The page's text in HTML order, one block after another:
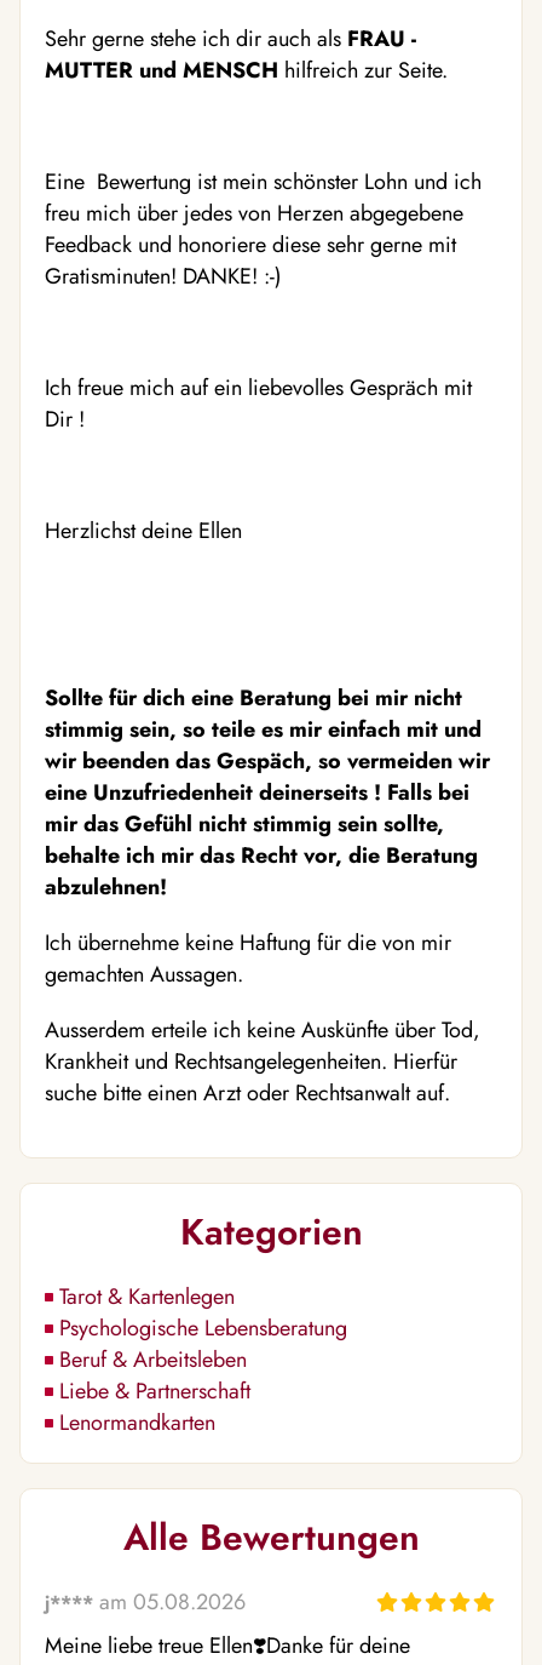
Sehr gerne stehe ich dir auch als FRAU -
MUTTER und MENSCH hilfreich zur Seite.
Eine Bewertung ist mein schönster Lohn und ich
freu mich über jedes von Herzen abgegebene
Feedback und honoriere diese sehr gerne mit
Gratisminuten! DANKE! :-)
Ich freue mich auf ein liebevolles Gespräch mit
Dir !
Herzlichst deine Ellen
Sollte für dich eine Beratung bei mir nicht
stimmig sein, so teile es mir einfach mit und
wir beenden das Gespäch, so vermeiden wir
eine Unzufriedenheit deinerseits ! Falls bei
mir das Gefühl nicht stimmig sein sollte,
behalte ich mir das Recht vor, die Beratung
abzulehnen!
Ich übernehme keine Haftung für die von mir
gemachten Aussagen.
Ausserdem erteile ich keine Auskünfte über Tod,
Krankheit und Rechtsangelegenheiten. Hierfür
suche bitte einen Arzt oder Rechtsanwalt auf.
Kategorien
Tarot & Kartenlegen
Psychologische Lebensberatung
Beruf & Arbeitsleben
Liebe & Partnerschaft
Lenormandkarten
Alle Bewertungen
j**** am 05.08.2026
Meine liebe treue Ellen❣️Danke für deine